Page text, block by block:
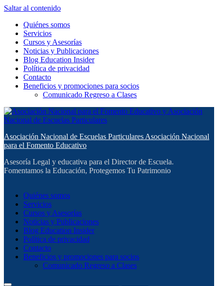
Saltar al contenido
Quiénes somos
Servicios
Cursos y Asesorías
Noticias y Publicaciones
Blog Education Insider
Política de privacidad
Contacto
Beneficios y promociones para socios
Comunicado Regreso a Clases
Asociación Nacional de Escuelas Particulares Asociación Nacional
para el Fomento Educativo
Asesoría Legal y educativa para el Director de Escuela.
Fomentamos la Educación, Protegemos Tu Patrimonio
Quiénes somos
Servicios
Cursos y Asesorías
Noticias y Publicaciones
Blog Education Insider
Política de privacidad
Contacto
Beneficios y promociones para socios
Comunicado Regreso a Clases